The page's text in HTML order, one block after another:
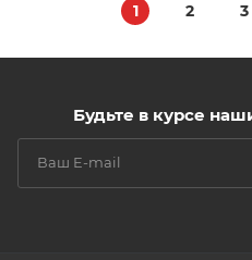
1 2 3
Будьте в курсе